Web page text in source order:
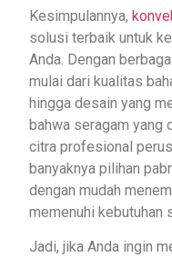
Kesimpulannya,
solusi terbaik untuk
Anda. Dengan
mulai dari kualitas
hingga desain yang
bahwa seragam yang
citra profesional
banyaknya pilihan
dengan mudah
memenuhi kebutuhan
Jadi, jika Anda ingin